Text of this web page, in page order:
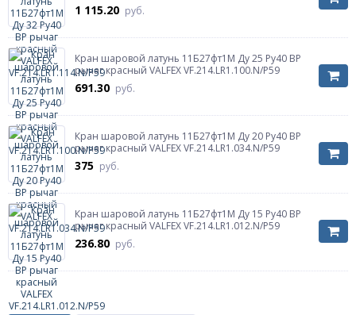
1 115.20 руб.
Кран шаровой латунь 11Б27фт1М Ду 25 Ру40 ВР
рычаг красный VALFEX VF.214.LR1.100.N/P59
691.30 руб.
Кран шаровой латунь 11Б27фт1М Ду 20 Ру40 ВР
рычаг красный VALFEX VF.214.LR1.034.N/P59
375 руб.
Кран шаровой латунь 11Б27фт1М Ду 15 Ру40 ВР
рычаг красный VALFEX VF.214.LR1.012.N/P59
236.80 руб.